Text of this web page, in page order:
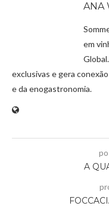
ANA
em
exclusivas e gera
e da enogastronomia.
A